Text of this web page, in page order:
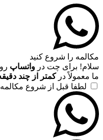
مکالمه را شروع کنید
سلام! برای چت در واتساپ
ما معمولاً درکمتر از چند
لطفا قبل از شروع مکالمه